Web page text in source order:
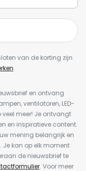
van de korting zijn
.
en ontvang
ventilatoren, LED-
meer! Je ontvangt
en inspiratieve content.
mening belangrijk en
kan op elk moment
de nieuwsbrief te
. Voor meer